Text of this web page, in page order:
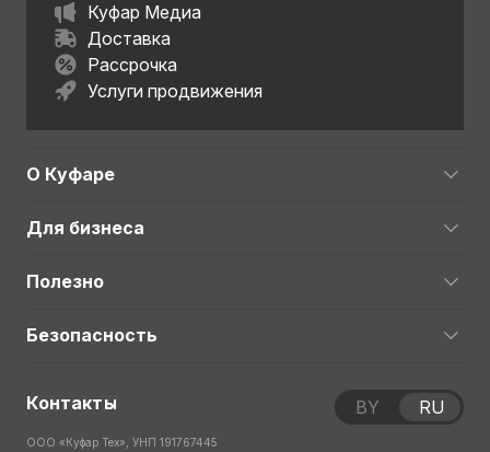
Куфар Медиа
Доставка
Рассрочка
Услуги продвижения
О Куфаре
Для бизнеса
Полезно
Безопасность
Контакты
ООО «Куфар Тех», УНП 191767445
BY RU